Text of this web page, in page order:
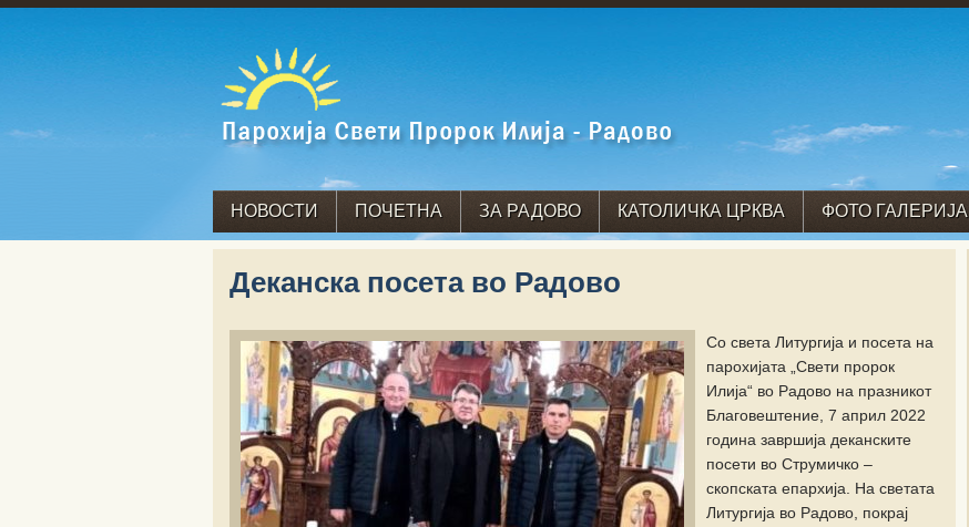
НОВОСТИ ПОЧЕТНА ЗА РАДОВО КАТОЛИЧКА ЦРКВА ФОТО ГАЛЕРИЈА
Деканска посета во Радово
Со света Литургија и посета на
парохијата „Свети пророк
Илија“ во Радово на празникот
Благовештение, 7 април 2022
година завршија деканските
посети во Струмичко –
скопската епархија. На светата
Литургија во Радово, покрај